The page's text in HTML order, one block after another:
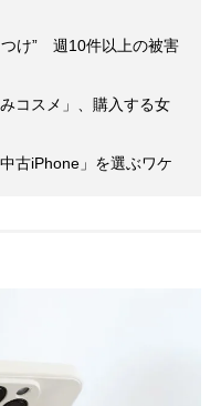
つけ” 週10件以上の被害
コスメ」、購入する女
古iPhone」を選ぶワケ